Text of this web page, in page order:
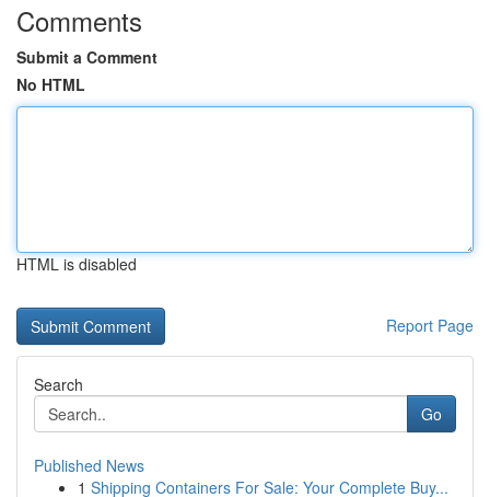
Comments
Submit a Comment
No HTML
HTML is disabled
Report Page
Search
Go
Published News
1 Shipping Containers For Sale: Your Complete Buy...